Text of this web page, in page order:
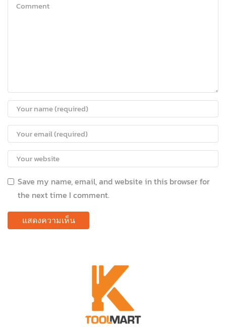
Save my name, email, and website in this browser for
the next time I comment.